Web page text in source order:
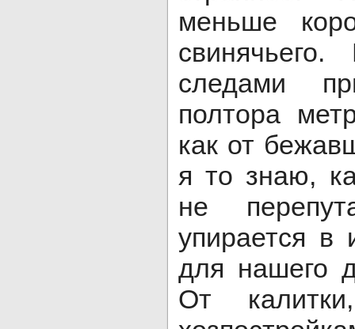
меньше
следами
полтора
как от
я то знаю,
не
упирается в
для нашего
От